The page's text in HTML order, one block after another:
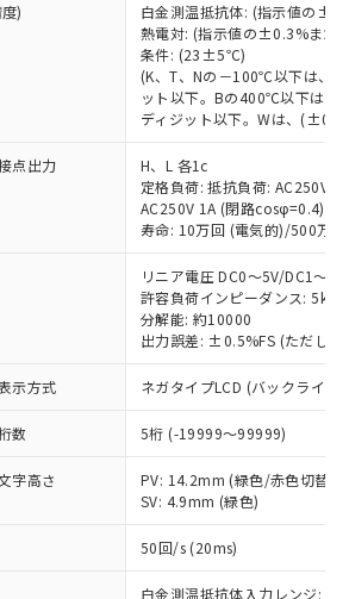
)
白金測温抵抗体: (指示値の
熱電対: (指示値の±0.3%ま
条件: (23±5℃)
(K、T、Nの－100℃以下は
ット以下。Bの400℃以下は
ディジット以下。Wは、
点出力
H、L 各1c
定格負荷: 抵抗負荷: AC250V
AC250V 1A (閉路cosφ=0.4)/
寿命: 10万回 (電気的)/500万
リニア電圧 DC0～5V/DC1～
許容負荷インピーダンス: 5kΩ
分解能: 約10000
出力誤差: ±0.5%FS (ただし
示方式 ネガタイプLCD (バックライト
数 5桁 (-19999～99999)
字高さ
PV: 14.2mm (緑色/赤色切替)
SV: 4.9mm (緑色)
50回/s (20ms)
白金測温抵抗体入力レンジ:
をお読みいただき、同意のうえ
：EU RoHS指令（10物質）の
応した製品が提供可能な商品で
EU RoHS指令（10物質）の非含
た製品に切り替える予定のある
：EU RoHS指令（10物質）の
対応の商品で、対応品を出す予